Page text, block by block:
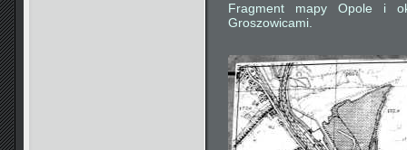
Fragment mapy Opole i
Groszowicami.